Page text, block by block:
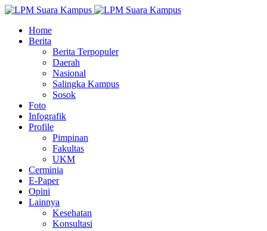
Home
Berita
Berita Terpopuler
Daerah
Nasional
Salingka Kampus
Sosok
Foto
Infografik
Profile
Pimpinan
Fakultas
UKM
Cerminia
E-Paper
Opini
Lainnya
Kesehatan
Konsultasi